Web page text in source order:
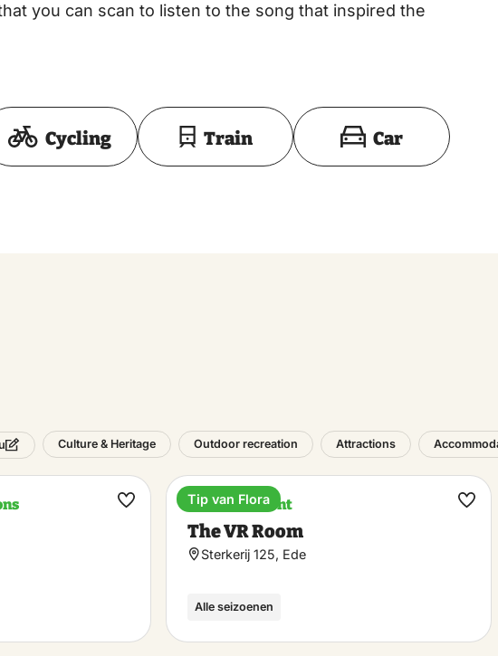
you can scan to listen to the song that inspired the
Toon op kaart
Cycling Train Car
Culture & Heritage Outdoor recreation Attractions
Make
Entertainment
The VR Room
Sterkerij 125, Ede
Alle seizoenen
Tip van Flora